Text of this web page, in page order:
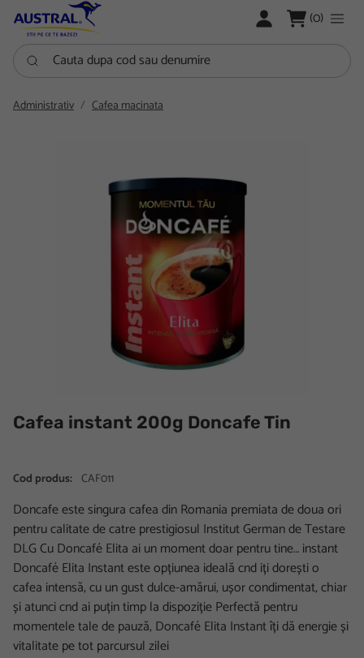
LOGARE (0)
Cauta dupa cod sau denumire
Administrativ Cafea macinata
Cafea instant 200g Doncafe Tin
Cod produs: CAF011
Doncafe este singura cafea din Romania premiata de doua ori
pentru calitate de catre prestigiosul Institut German de Testare
DLG Cu Doncafé Elita ai un moment doar pentru tine… instant
Doncafé Elita Instant este opțiunea ideală cnd iți dorești o
cafea intensă, cu un gust dulce-amărui, ușor condimentat, chiar
și atunci cnd ai puțin timp la dispoziție Perfectă pentru
momentele tale de pauză, Doncafé Elita Instant îți dă energie și
vitalitate pe tot parcursul zilei